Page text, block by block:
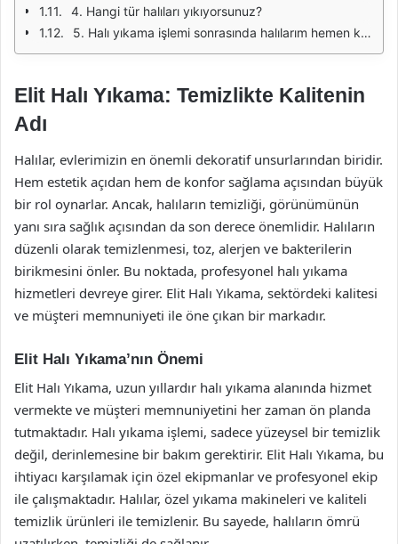
4. Hangi tür halıları yıkıyorsunuz?
5. Halı yıkama işlemi sonrasında halılarım hemen kullanıma hazır mı?
Elit Halı Yıkama: Temizlikte Kalitenin
Adı
Halılar, evlerimizin en önemli dekoratif unsurlarından biridir.
Hem estetik açıdan hem de konfor sağlama açısından büyük
bir rol oynarlar. Ancak, halıların temizliği, görünümünün
yanı sıra sağlık açısından da son derece önemlidir. Halıların
düzenli olarak temizlenmesi, toz, alerjen ve bakterilerin
birikmesini önler. Bu noktada, profesyonel halı yıkama
hizmetleri devreye girer. Elit Halı Yıkama, sektördeki kalitesi
ve müşteri memnuniyeti ile öne çıkan bir markadır.
Elit Halı Yıkama’nın Önemi
Elit Halı Yıkama, uzun yıllardır halı yıkama alanında hizmet
vermekte ve müşteri memnuniyetini her zaman ön planda
tutmaktadır. Halı yıkama işlemi, sadece yüzeysel bir temizlik
değil, derinlemesine bir bakım gerektirir. Elit Halı Yıkama, bu
ihtiyacı karşılamak için özel ekipmanlar ve profesyonel ekip
ile çalışmaktadır. Halılar, özel yıkama makineleri ve kaliteli
temizlik ürünleri ile temizlenir. Bu sayede, halıların ömrü